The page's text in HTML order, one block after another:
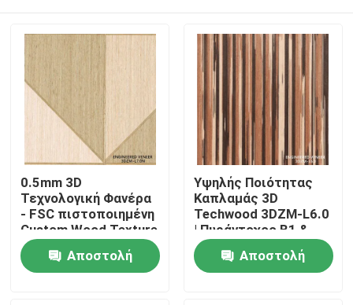
Σπίτι
Προϊόντα
0.5mm 3D
Τεχνολογική Φανέρα
- FSC πιστοποιημένη
Custom Wood Texture
Φανέρα για
εσωτερικές πόρτες
3DZM-L7.0N
Αποστολή
Υψηλής Ποιότητας
Καπλαμάς 3D
Techwood 3DZM-L6.0
| Πυράντοχος B1 &
Πιστοποιημένος FSC,
Διαθέσιμος σε
Ειδικές Διαστάσεις
Αποστολή